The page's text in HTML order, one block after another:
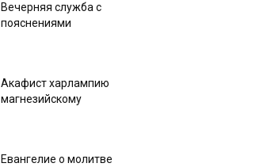
Вечерняя служба с
пояснениями
Акафист харлампию
магнезийскому
Евангелие о молитве